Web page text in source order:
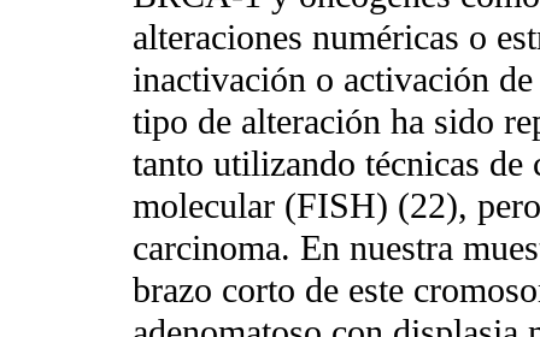
alteraciones numéricas o
inactivación o activación de
tipo de alteración ha sido
tanto utilizando técnicas
molecular (FISH) (22),
carcinoma. En nuestra
brazo corto de este